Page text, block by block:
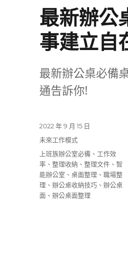
最新辦公
事建立自
最新辦公桌必備
通告訴你!
發
佈
期:
2022 年 9 月 15 日
分
類
未來工作模式
標
籤
上班族辦公室必備 、 工作效
率 、整理收納 、整理文件 、智
能辦公室 、桌面整理 、職場整
理 、辦公桌收納技巧 、辦公桌
面 、辦公桌面整理